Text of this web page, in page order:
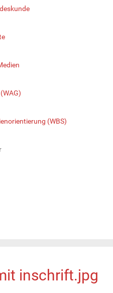
(WBS)
inschrift.jpg